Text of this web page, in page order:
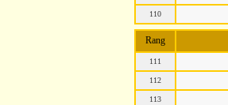
110
Rang
111
112
113